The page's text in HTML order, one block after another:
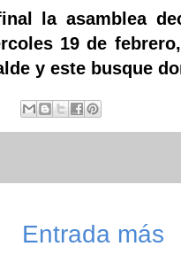
la asamblea
19 de
y este busque
Entrada más